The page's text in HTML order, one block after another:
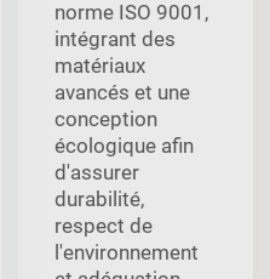
norme ISO 9001,
intégrant des
matériaux
avancés et une
conception
écologique afin
d'assurer
durabilité,
respect de
l'environnement